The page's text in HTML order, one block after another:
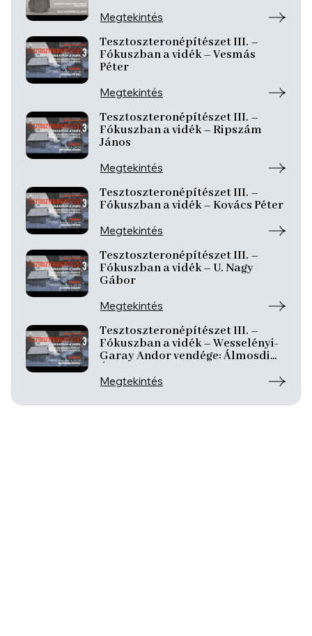
Megtekintés
Tesztoszteronépítészet III. –
Fókuszban a vidék – Vesmás
Péter
Megtekintés
Tesztoszteronépítészet III. –
Fókuszban a vidék – Ripszám
János
Megtekintés
Tesztoszteronépítészet III. –
Fókuszban a vidék – Kovács Péter
Megtekintés
Tesztoszteronépítészet III. –
Fókuszban a vidék – U. Nagy
Gábor
Megtekintés
Tesztoszteronépítészet III. –
Fókuszban a vidék – Wesselényi-
Garay Andor vendége: Álmosdi
Megtekintés